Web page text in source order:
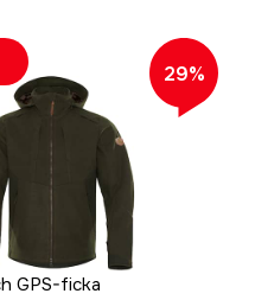
GPS-ficka
29%